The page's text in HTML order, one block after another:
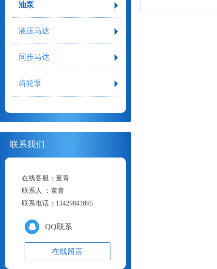
油泵
液压马达
同步马达
齿轮泵
联系我们
在线客服：董青
联系人 ：董青
联系电话： 13429841895
QQ联系
在线留言